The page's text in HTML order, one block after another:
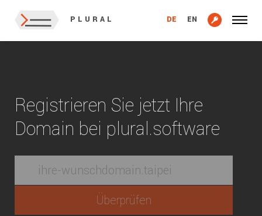
PLURAL DE EN
Registrieren Sie jetzt Ihre
Domain bei plural.software